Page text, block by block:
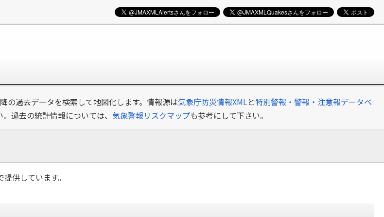
の過去データを検索して地図化します。情報源は気象庁防災情報XMLと特別警報・警報・注意報データベ
過去の統計情報については、 気象警報リスクマップも参考にして下さい。
提供しています。